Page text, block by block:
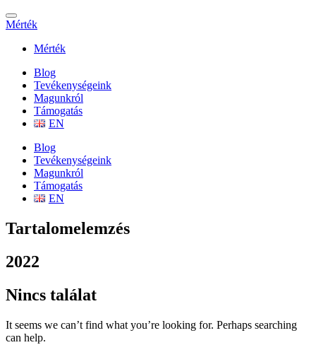
Mérték
Mérték
Blog
Tevékenységeink
Magunkról
Támogatás
EN
Blog
Tevékenységeink
Magunkról
Támogatás
EN
Tartalomelemzés
2022
Nincs találat
It seems we can’t find what you’re looking for. Perhaps searching
can help.